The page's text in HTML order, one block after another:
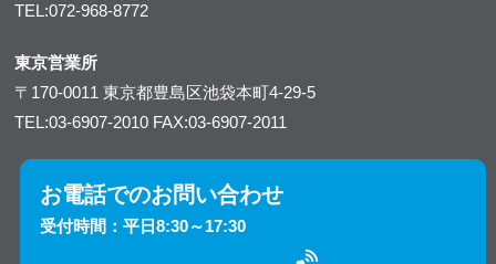
TEL:072-968-8772
東京営業所
〒170-0011東京都豊島区池袋本町4-29-5
TEL:03-6907-2010 FAX:03-6907-2011
お電話でのお問い合わせ
受付時間：平日8:30～17:30